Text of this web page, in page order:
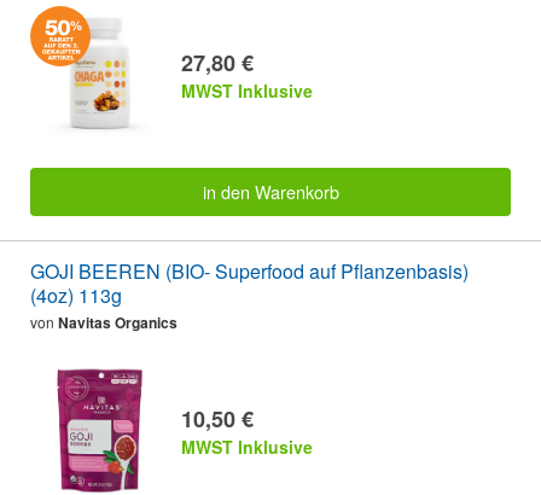
27,80 €
MWST Inklusive
in den Warenkorb
GOJI BEEREN (BIO- Superfood auf Pflanzenbasis)
(4oz) 113g
von Navitas Organics
10,50 €
MWST Inklusive